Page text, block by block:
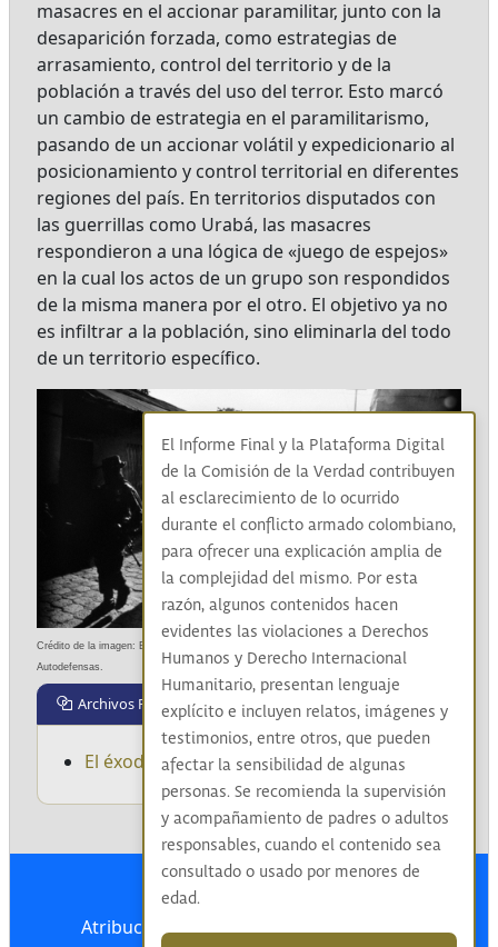
masacres en el accionar paramilitar, junto con la
desaparición forzada, como estrategias de
arrasamiento, control del territorio y de la
población a través del uso del terror. Esto marcó
un cambio de estrategia en el paramilitarismo,
pasando de un accionar volátil y expedicionario al
posicionamiento y control territorial en diferentes
regiones del país. En territorios disputados con
las guerrillas como Urabá, las masacres
respondieron a una lógica de «juego de espejos»
en la cual los actos de un grupo son respondidos
de la misma manera por el otro. El objetivo ya no
es infiltrar a la población, sino eliminarla del todo
de un territorio específico.
Crédito de la imagen: Emanuel, Hector, 2003. Colombia 0158. Bloque Metro de las
Autodefensas.
Archivos Relacionados
El éxodo
Atribución-NoComercial-CompartirIgual
El Informe Final y la Plataforma Digital
de la Comisión de la Verdad contribuyen
al esclarecimiento de lo ocurrido
durante el conflicto armado colombiano,
para ofrecer una explicación amplia de
la complejidad del mismo. Por esta
razón, algunos contenidos hacen
evidentes las violaciones a Derechos
Humanos y Derecho Internacional
Humanitario, presentan lenguaje
explícito e incluyen relatos, imágenes y
testimonios, entre otros, que pueden
afectar la sensibilidad de algunas
personas. Se recomienda la supervisión
y acompañamiento de padres o adultos
responsables, cuando el contenido sea
consultado o usado por menores de
edad.